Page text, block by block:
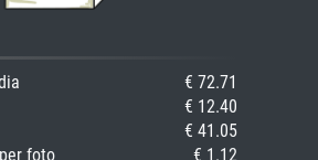
€ 72.71
€ 12.40
€ 41.05
foto
€ 1.12